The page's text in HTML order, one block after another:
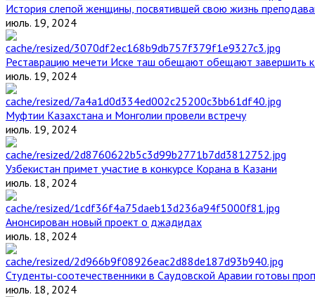
История слепой женщины, посвятившей свою жизнь
июль. 19, 2024
Реставрацию мечети Иске таш обещают обещают завершить к
июль. 19, 2024
Муфтии Казахстана и Монголии провели встречу
июль. 19, 2024
Узбекистан примет участие в конкурсе Корана в Казани
июль. 18, 2024
Анонсирован новый проект о джадидах
июль. 18, 2024
Студенты-соотечественники в Саудовской Аравии готовы
июль. 18, 2024